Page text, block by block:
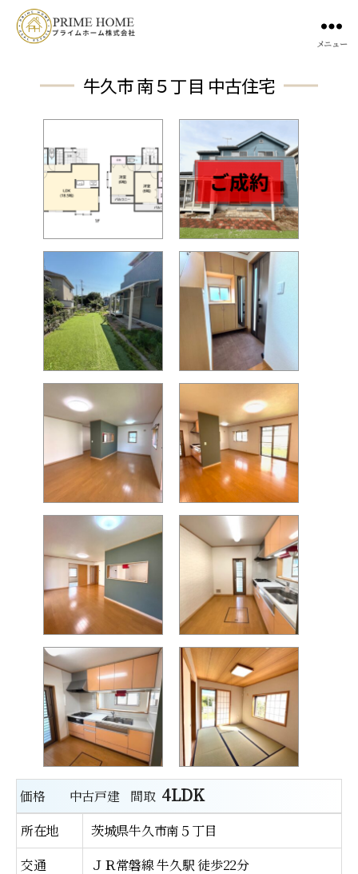
メニュー
牛久市 南５丁目 中古住宅
価格 中古戸建 間取 4LDK
所在地
茨城県牛久市南５丁目
交通
ＪＲ常磐線 牛久駅 徒歩22分